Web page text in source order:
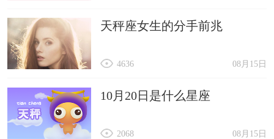
天秤座女生的分手前兆
08月15日
4636
10月20日是什么星座
08月15日
2068